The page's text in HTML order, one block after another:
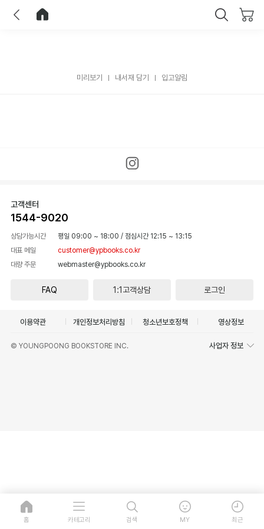
미리보기 내서재 담기 입고알림
고객센터
1544-9020
상담가능시간 평일 09:00 ~ 18:00 / 점심시간 12:15 ~ 13:15
대표 메일
customer@ypbooks.co.kr
대량 주문
webmaster@ypbooks.co.kr
FAQ 1:1고객상담 로그인
이용약관 개인정보처리방침 청소년보호정책 영상정보
© YOUNGPOONG BOOKSTORE INC. 사업자 정보
홈 카테고리 검색 MY 최근